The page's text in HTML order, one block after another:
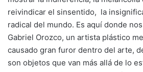
reivindicar el sinsentido, la
radical del mundo. Es aquí donde
Gabriel Orozco, un artista plástico
causado gran furor dentro del arte,
son objetos que van más allá de lo